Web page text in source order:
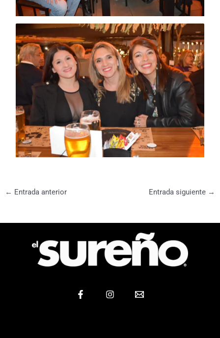
← Entrada anterior Entrada siguiente →